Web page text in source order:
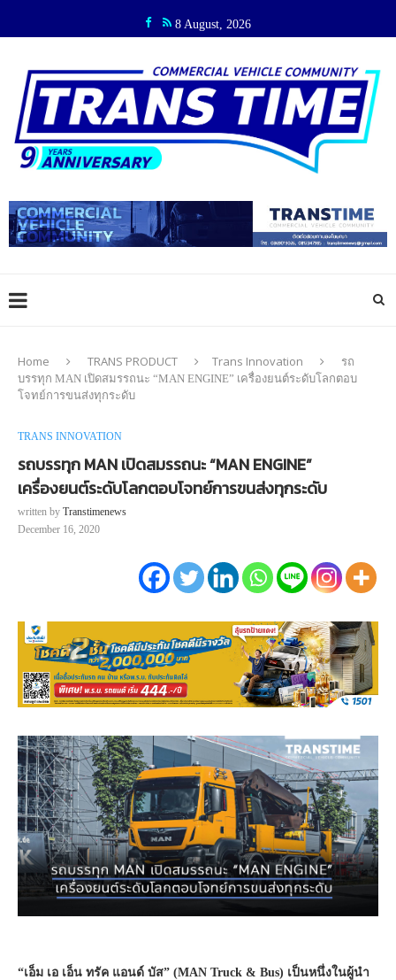
8 August, 2026
Home TRANS PRODUCT Trans Innovation
รถ
บรรทุก MAN เปิดสมรรถนะ “MAN ENGINE” เครื่องยนต์ระดับโลกตอบ
โจทย์การขนส่งทุกระดับ
TRANS INNOVATION
รถบรรทุก MAN เปิดสมรรถนะ “MAN ENGINE”
เครื่องยนต์ระดับโลกตอบโจทย์การขนส่งทุกระดับ
written by Transtimenews
December 16, 2020
“เอ็ม เอ เอ็น ทรัค แอนด์ บัส” (MAN Truck & Bus) เป็นหนึ่งในผู้นำ